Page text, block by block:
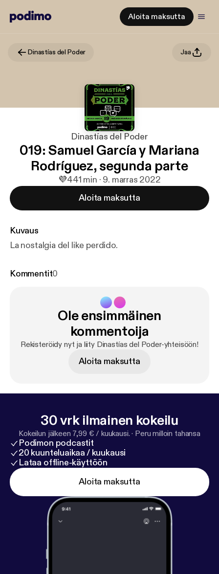
Aloita maksutta
Dinastías del Poder Jaa
Dinastías del Poder
019: Samuel García y Mariana
Rodríguez, segunda parte
💜441 min · 9. marras 2022
Aloita maksutta
Kuvaus
La nostalgia del like perdido.
Kommentit0
Ole ensimmäinen
kommentoija
Rekisteröidy nyt ja liity Dinastías del Poder-yhteisöön!
Aloita maksutta
30 vrk ilmainen kokeilu
Kokeilun jälkeen 7,99 € / kuukausi. · Peru milloin tahansa
Podimon podcastit
20 kuunteluaikaa / kuukausi
Lataa offline-käyttöön
Aloita maksutta